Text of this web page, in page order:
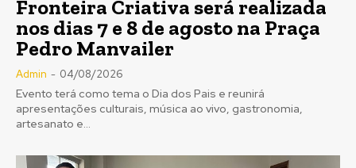
Fronteira Criativa será realizada
nos dias 7 e 8 de agosto na Praça
Pedro Manvailer
Admin - 04/08/2026
Evento terá como tema o Dia dos Pais e reunirá
apresentações culturais, música ao vivo, gastronomia,
artesanato e...